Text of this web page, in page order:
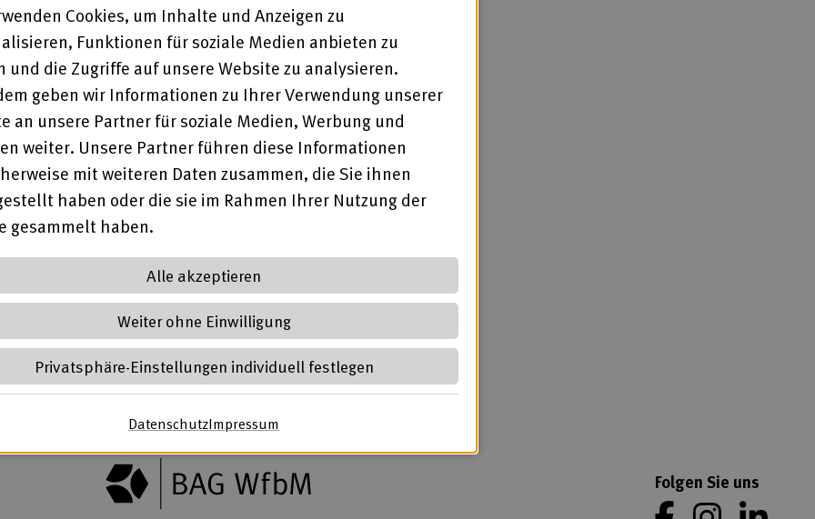
Folgen Sie uns
Cookies, um Inhalte und Anzeigen zu
Funktionen für soziale Medien anbieten zu
und die Zugriffe auf unsere Website zu analysieren.
geben wir Informationen zu Ihrer Verwendung unserer
an unsere Partner für soziale Medien, Werbung und
weiter. Unsere Partner führen diese Informationen
mit weiteren Daten zusammen, die Sie ihnen
haben oder die sie im Rahmen Ihrer Nutzung der
gesammelt haben.
Alle akzeptieren
Weiter ohne Einwilligung
Privatsphäre-Einstellungen individuell festlegen
Datenschutz(öffnet in neuem Tab)
Impressum